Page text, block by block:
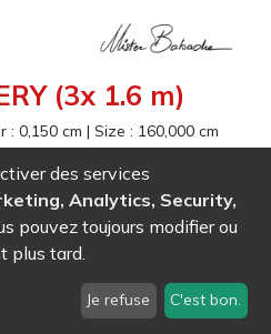
(3x 1.6 m)
:0,150 cm|Size : 160,000 cm
et résistantes avec une bonne
du diabolo
- Ref (0807
des services
Analytics, Security,
pouvez toujours modifier ou
plus tard.
Je refuse C'est bon.